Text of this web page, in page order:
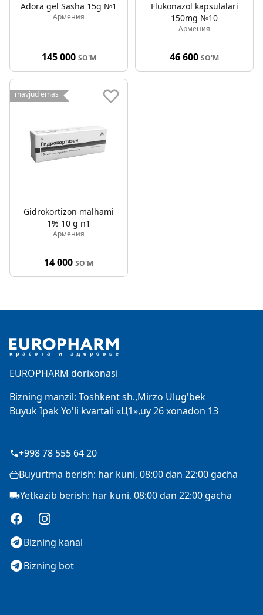
Adora gel Sasha 15g №1
Армения
145 000 SO'M
Flukonazol kapsulalari
150mg №10
Армения
46 600 SO'M
mavjud emas
Gidrokortizon malhami
1% 10 g n1
Армения
14 000 SO'M
EUROPHARM dorixonasi
Bizning manzil: Toshkent sh.,Mirzo Ulug'bek
Buyuk Ipak Yo'li kvartali «Ц1»,uy 26 xonadon 13
+998 78 555 64 20
Buyurtma berish: har kuni, 08:00 dan 22:00 gacha
Yetkazib berish: har kuni, 08:00 dan 22:00 gacha
FacebookInstagram
Bizning kanal
Bizning bot